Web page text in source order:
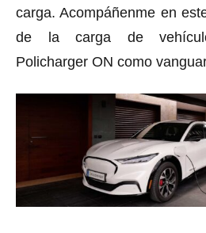
carga. Acompáñenme en
de la carga de
Policharger ON como